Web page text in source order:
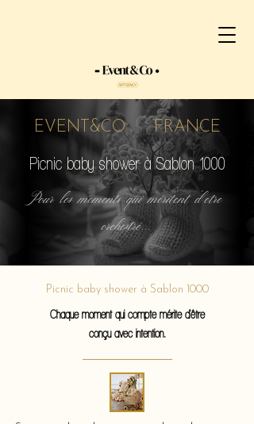
EVENT&CO FRANCE
Picnic baby shower à Sablon 1000
Pour les moments qui méritent d'etre
orchestré...
Picnic baby shower à Sablon 1000
Chaque moment qui compte mérite d'être
conçu avec intention.